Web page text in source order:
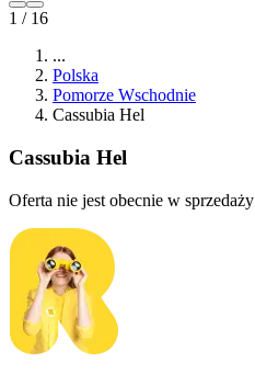
1 / 16
...
Polska
Pomorze Wschodnie
Cassubia Hel
Cassubia Hel
Oferta nie jest obecnie w sprzedaży